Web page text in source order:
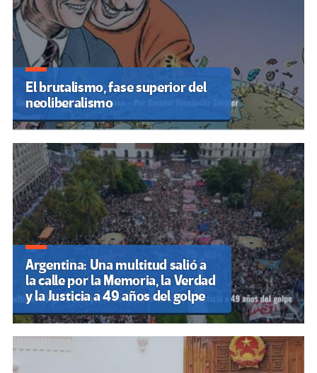
El brutalismo, fase superior del
neoliberalismo
Argentina: Una multitud salió a
la calle por la Memoria, la Verdad
y la Justicia a 49 años del golpe